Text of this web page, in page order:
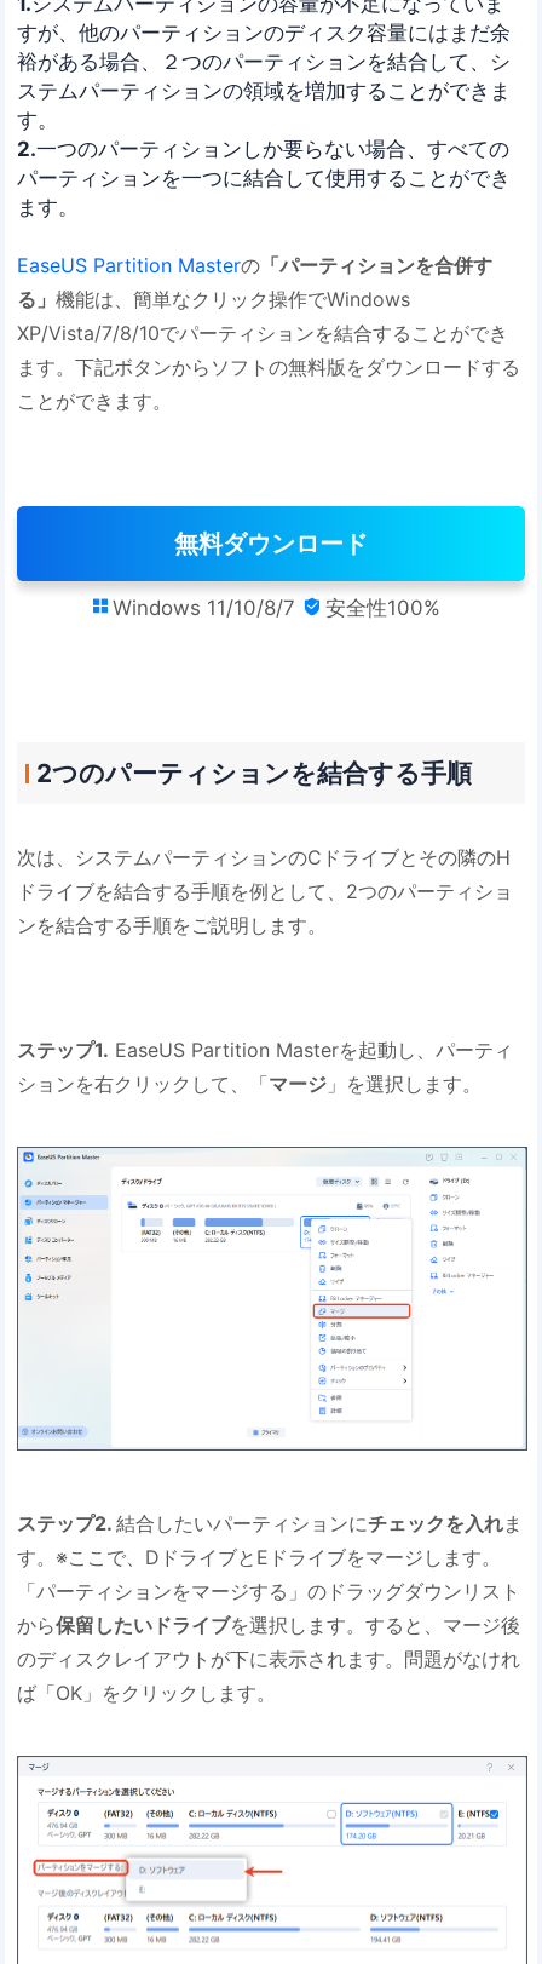
すが、他のパーティションのディスク容量にはまだ余
裕がある場合、２つのパーティションを結合して、シ
ステムパーティションの領域を増加することができま
す。
2.一つのパーティションしか要らない場合、すべての
パーティションを一つに結合して使用することができ
ます。
EaseUS Partition Masterの 「パーティションを合併す
る」機能は、簡単なクリック操作でWindows
XP/Vista/7/8/10でパーティションを結合することができ
ます。下記ボタンからソフトの無料版をダウンロードする
ことができます。
無料ダウンロード
 Windows 11/10/8/7  安全性100%
2つのパーティションを結合する手順
次は、システムパーティションのCドライブとその隣のH
ドライブを結合する手順を例として、2つのパーティショ
ンを結合する手順をご説明します。
ステップ1. EaseUS Partition Masterを起動し、パーティ
ションを右クリックして、「マージ 」を選択します。
ステップ2.結合したいパーティションにチェックを入れま
す。※ここで、DドライブとEドライブをマージします。
「パーティションをマージする」のドラッグダウンリスト
から保留したいドライブを選択します。すると、マージ後
のディスクレイアウトが下に表示されます。問題がなけれ
ば「OK」をクリックします。